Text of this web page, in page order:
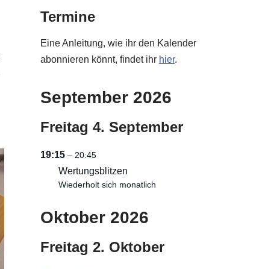
Termine
Eine Anleitung, wie ihr den Kalender
abonnieren könnt, findet ihr hier.
September 2026
Freitag 4. September
19:15 – 20:45
Wertungsblitzen
Wiederholt sich monatlich
Oktober 2026
Freitag 2. Oktober